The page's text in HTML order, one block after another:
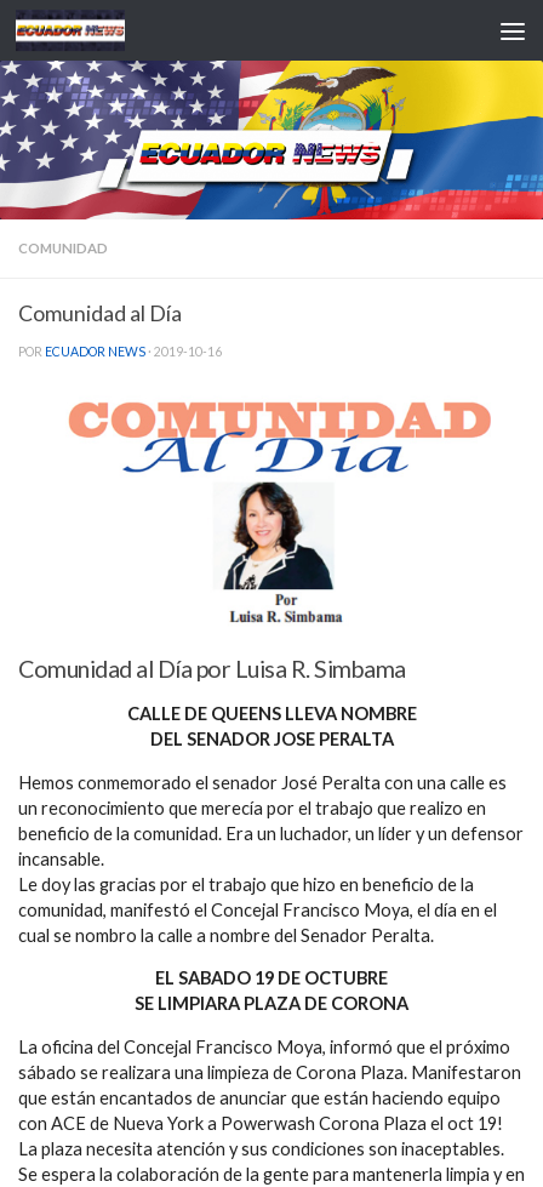
Saltar al contenido
COMUNIDAD
Comunidad al Día
POR ECUADOR NEWS · 2019-10-16
Comunidad al Día por Luisa R. Simbama
CALLE DE QUEENS LLEVA NOMBRE
DEL SENADOR JOSE PERALTA
Hemos conmemorado el senador José Peralta con una calle es
un reconocimiento que merecía por el trabajo que realizo en
beneficio de la comunidad. Era un luchador, un líder y un defensor
incansable.
Le doy las gracias por el trabajo que hizo en beneficio de la
comunidad, manifestó el Concejal Francisco Moya, el día en el
cual se nombro la calle a nombre del Senador Peralta.
EL SABADO 19 DE OCTUBRE
SE LIMPIARA PLAZA DE CORONA
La oficina del Concejal Francisco Moya, informó que el próximo
sábado se realizara una limpieza de Corona Plaza. Manifestaron
que están encantados de anunciar que están haciendo equipo
con ACE de Nueva York a Powerwash Corona Plaza el oct 19!
La plaza necesita atención y sus condiciones son inaceptables.
Se espera la colaboración de la gente para mantenerla limpia y en